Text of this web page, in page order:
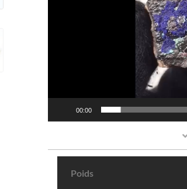
00:00
Poids